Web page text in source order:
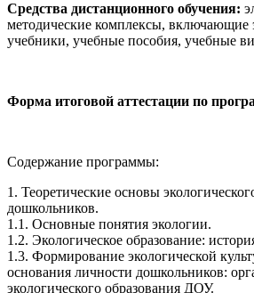
Средства дистанционного обучения:
методические комплексы, включающие
учебники, учебные пособия, учебные
Форма итоговой аттестации по
Содержание программы:
1. Теоретические основы
дошкольников.
1.1. Основные понятия экологии.
1.2. Экологическое образование:
1.3. Формирование экологической
основания личности дошкольников:
экологического образования ДОУ.